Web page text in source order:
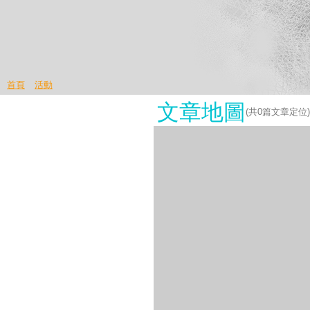
首頁 活動
文章地圖 (共0篇文章定位)